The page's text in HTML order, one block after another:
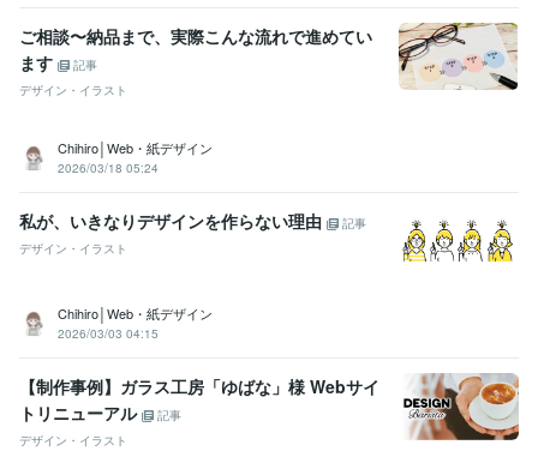
ご相談〜納品まで、実際こんな流れで進めてい
ます
記事
デザイン・イラスト
Chihiro│Web・紙デザイン
2026/03/18 05:24
私が、いきなりデザインを作らない理由
記事
デザイン・イラスト
Chihiro│Web・紙デザイン
2026/03/03 04:15
【制作事例】ガラス工房「ゆばな」様 Webサイ
トリニューアル
記事
デザイン・イラスト